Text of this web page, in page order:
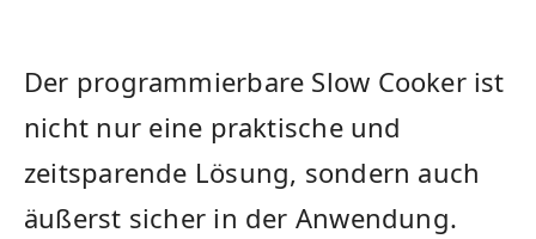
Der programmierbare Slow Cooker ist
nicht nur ⁢eine praktische und
‌zeitsparende Lösung, sondern auch
äußerst sicher in der Anwendung.